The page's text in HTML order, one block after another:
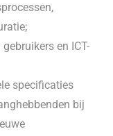
en ICT-
specificaties
bij